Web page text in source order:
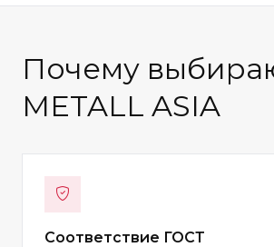
Почему
METALL ASIA
Соответствие ГОСТ